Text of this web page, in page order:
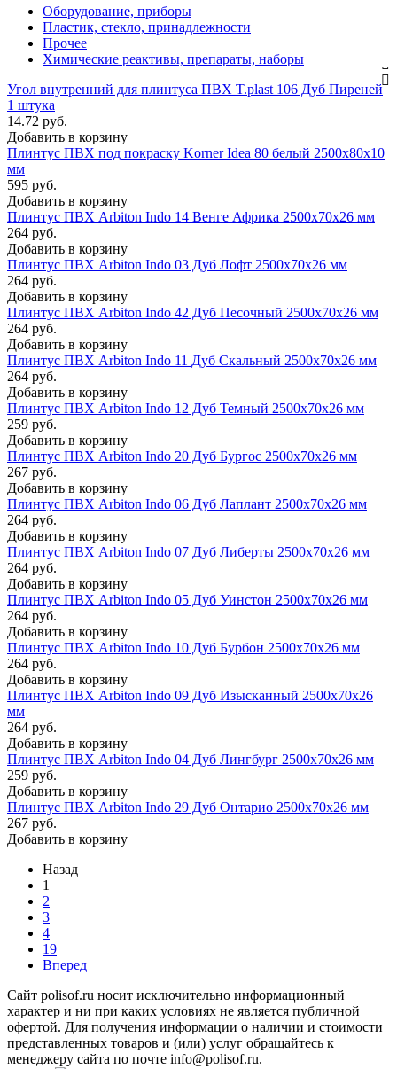
Оборудование, приборы
Пластик, стекло, принадлежности
Прочее
Химические реактивы, препараты, наборы
Угол внутренний для плинтуса ПВХ T.рlast 106 Дуб Пиреней
1 штука
14.72 руб.
Добавить в корзину
Плинтус ПВХ под покраску Korner Idea 80 белый 2500х80х10
мм
595 руб.
Добавить в корзину
Плинтус ПВХ Arbiton Indo 14 Венге Африка 2500х70х26 мм
264 руб.
Добавить в корзину
Плинтус ПВХ Arbiton Indo 03 Дуб Лофт 2500х70х26 мм
264 руб.
Добавить в корзину
Плинтус ПВХ Arbiton Indo 42 Дуб Песочный 2500х70х26 мм
264 руб.
Добавить в корзину
Плинтус ПВХ Arbiton Indo 11 Дуб Скальный 2500х70х26 мм
264 руб.
Добавить в корзину
Плинтус ПВХ Arbiton Indo 12 Дуб Темный 2500х70х26 мм
259 руб.
Добавить в корзину
Плинтус ПВХ Arbiton Indo 20 Дуб Бургос 2500х70х26 мм
267 руб.
Добавить в корзину
Плинтус ПВХ Arbiton Indo 06 Дуб Лаплант 2500х70х26 мм
264 руб.
Добавить в корзину
Плинтус ПВХ Arbiton Indo 07 Дуб Либерты 2500х70х26 мм
264 руб.
Добавить в корзину
Плинтус ПВХ Arbiton Indo 05 Дуб Уинстон 2500х70х26 мм
264 руб.
Добавить в корзину
Плинтус ПВХ Arbiton Indo 10 Дуб Бурбон 2500х70х26 мм
264 руб.
Добавить в корзину
Плинтус ПВХ Arbiton Indo 09 Дуб Изысканный 2500х70х26
мм
264 руб.
Добавить в корзину
Плинтус ПВХ Arbiton Indo 04 Дуб Лингбург 2500х70х26 мм
259 руб.
Добавить в корзину
Плинтус ПВХ Arbiton Indo 29 Дуб Онтарио 2500х70х26 мм
267 руб.
Добавить в корзину
Назад
1
2
3
4
19
Вперед
Сайт polisof.ru носит исключительно информационный
характер и ни при каких условиях не является публичной
офертой. Для получения информации о наличии и стоимости
представленных товаров и (или) услуг обращайтесь к
менеджеру сайта по почте info@polisof.ru.